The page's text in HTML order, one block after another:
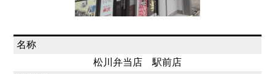
名称
松川弁当店 駅前店